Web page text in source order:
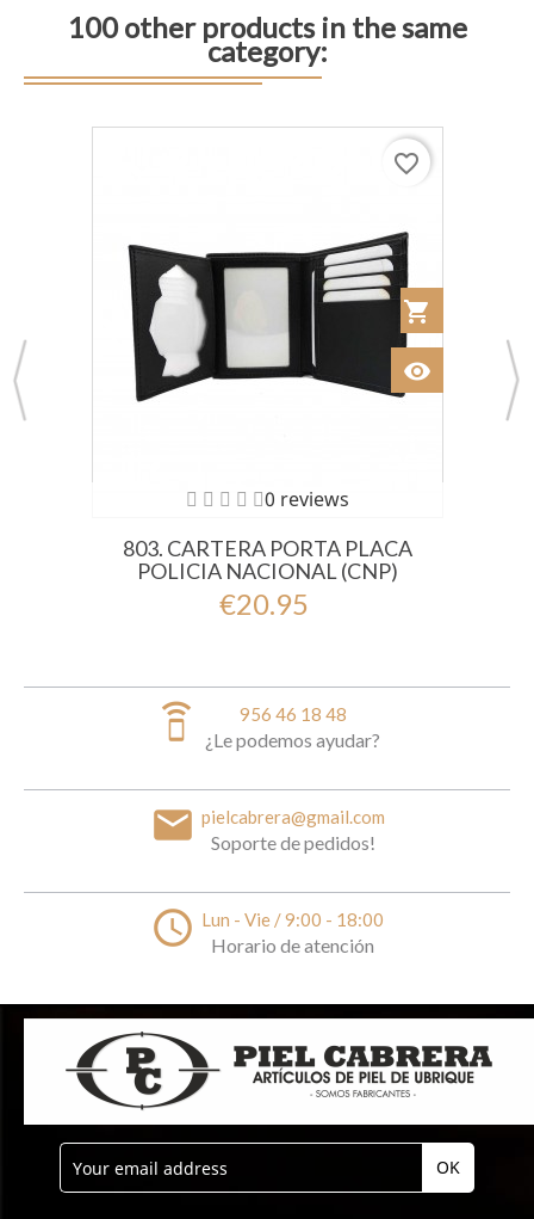
100 other products in the same
category:
0 reviews
803. CARTERA PORTA PLACA
POLICIA NACIONAL (CNP)
€20.95
shopping_cart
visibility
favorite_border
speaker_phone 956 46 18 48
¿Le podemos ayudar?
email pielcabrera@gmail.com
Soporte de pedidos!
access_time Lun - Vie / 9:00 - 18:00
Horario de atención